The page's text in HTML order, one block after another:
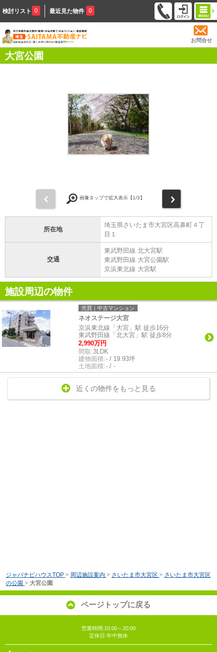
検討リスト 0 最近見た物件 0
お問合せ
大宮公園
画像タップで拡大表示【1/3】
所在地
埼玉県さいたま市大宮区高鼻町４丁
目１
交通
東武野田線 北大宮駅
東武野田線 大宮公園駅
京浜東北線 大宮駅
施設周辺の物件
売買｜中古マンション
ネオステージ大宮
京浜東北線「大宮」駅 徒歩16分
東武野田線「北大宮」駅 徒歩8分
2,990万円
間取:3LDK
建物面積:- / 19.93坪
土地面積:- / -
近くの物件をもっと見る
ジャパナビハウスTOP > 周辺施設案内 > さいたま市大宮区 > さいたま市大宮区
の公園 > 大宮公園
ページトップに戻る
営業時間:10:00～20:00
定休日:年中無休